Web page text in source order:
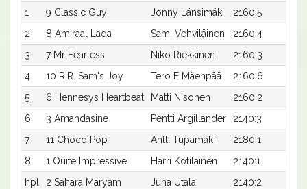
1
9 Classic Guy Jonny Länsimäki 2160:5
2
8 Amiraal Lada Sami Vehviläinen 2160:4
3
7 Mr Fearless Niko Riekkinen 2160:3
4
10 R.R. Sam's Joy Tero E Mäenpää 2160:6
5
6 Hennesys Heartbeat Matti Nisonen 2160:2
6
3 Amandasine Pentti Argillander 2140:3
7
11 Choco Pop Antti Tupamäki 2180:1
8
1 Quite Impressive Harri Kotilainen 2140:1
hpl
2 Sahara Maryam Juha Utala 2140:2